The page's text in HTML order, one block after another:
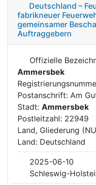
Deutschland –
fabrikneuer
gemeinsamer
Auftraggebern
Offizielle
Ammersbek
Postanschrift: Am
Stadt: Ammersbek
Postleitzahl: 22949
Land, Gliederung
Land: Deutschland
2025-06-10
Schleswig-